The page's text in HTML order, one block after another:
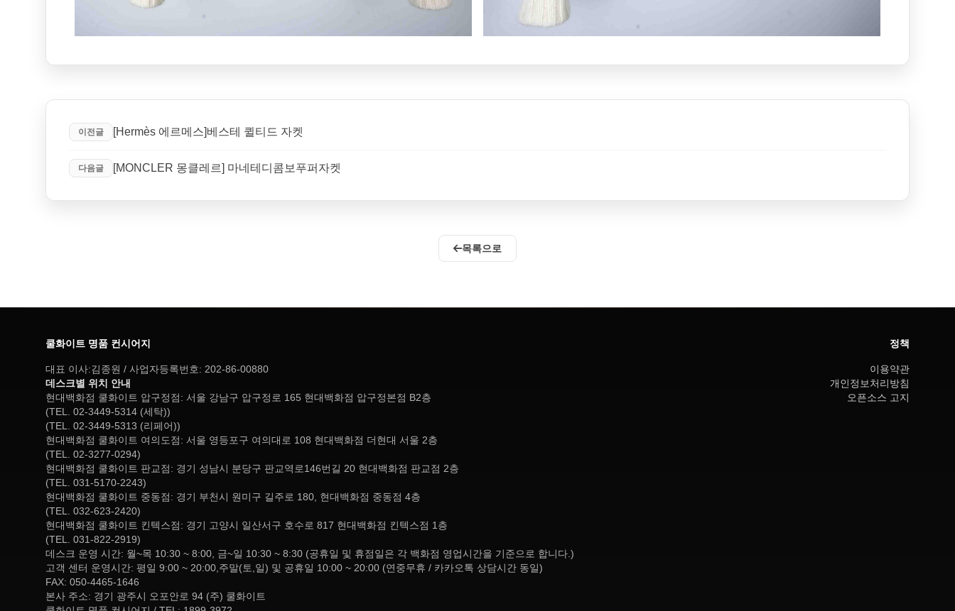
이전글 [Hermès 에르메스]베스테 퀼티드 자켓
다음글 [MONCLER 몽클레르] 마네테디콤보푸퍼자켓
목록으로
쿨화이트 명품 컨시어지
대표 이사:김종원 / 사업자등록번호: 202-86-00880
데스크별 위치 안내
현대백화점 쿨화이트 압구정점: 서울 강남구 압구정로 165 현대백화점 압구정본점 B2층
(TEL. 02-3449-5314 (세탁))
(TEL. 02-3449-5313 (리페어))
현대백화점 쿨화이트 여의도점: 서울 영등포구 여의대로 108 현대백화점 더현대 서울 2층
(TEL. 02-3277-0294)
현대백화점 쿨화이트 판교점: 경기 성남시 분당구 판교역로146번길 20 현대백화점 판교점 2층
(TEL. 031-5170-2243)
현대백화점 쿨화이트 중동점: 경기 부천시 원미구 길주로 180, 현대백화점 중동점 4층
(TEL. 032-623-2420)
현대백화점 쿨화이트 킨텍스점: 경기 고양시 일산서구 호수로 817 현대백화점 킨텍스점 1층
(TEL. 031-822-2919)
데스크 운영 시간: 월~목 10:30 ~ 8:00, 금~일 10:30 ~ 8:30 (공휴일 및 휴점일은 각 백화점 영업시간을 기준으로 합니다.)
고객 센터 운영시간: 평일 9:00 ~ 20:00,주말(토,일) 및 공휴일 10:00 ~ 20:00 (연중무휴 / 카카오톡 상담시간 동일)
FAX: 050-4465-1646
본사 주소: 경기 광주시 오포안로 94 (주) 쿨화이트
정책
이용약관
개인정보처리방침
오픈소스 고지